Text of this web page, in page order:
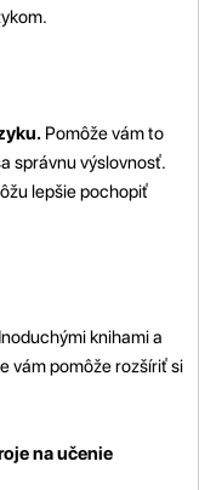
Pomôže vám to
správnu výslovnosť.
lepšie pochopiť
knihami a
vám pomôže rozšíriť si
na učenie